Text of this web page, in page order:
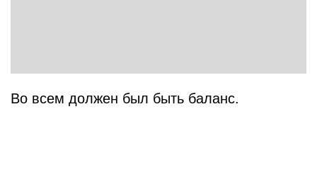
Во всем должен был быть баланс.